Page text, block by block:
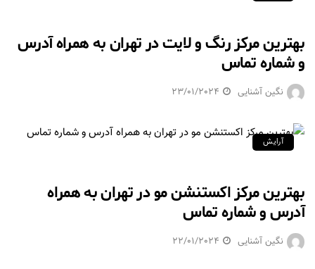
بهترین مرکز رنگ و لایت در تهران به همراه آدرس
و شماره تماس
نگین آشنایی 23/01/2024
آرایش
بهترین مرکز اکستنشن مو در تهران به همراه
آدرس و شماره تماس
نگین آشنایی 22/01/2024